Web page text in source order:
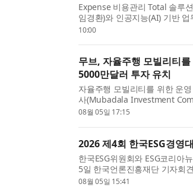
Expense 비용관리 Total 솔루
임경환)와 인공지능(AI) 기반
을 체결했다고 6일 밝혔다. 양사
10:00
무브, 자율주행 모빌리티
5000만달러 투자 유치
자율주행 모빌리티를 위한 운
사(Mubadala Investment
Capital)과 아이온 퍼시픽(Ion
08월 05일 17:15
2026 제4회 한국ESG경영
한국ESG위원회와 ESG코리아
5일 한국언론진흥재단 기자회견
지배구조)경영을 실천하는 기
08월 05일 15:41